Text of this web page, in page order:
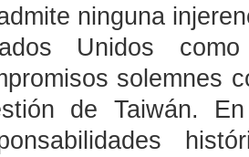
ninguna
Unidos
solemnes
de Taiwán.